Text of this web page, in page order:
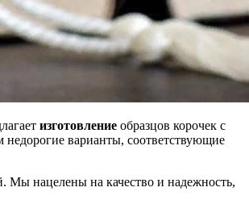
изготовление образцов корочек с
недорогие варианты, соответствующие
Мы нацелены на качество и надежность,